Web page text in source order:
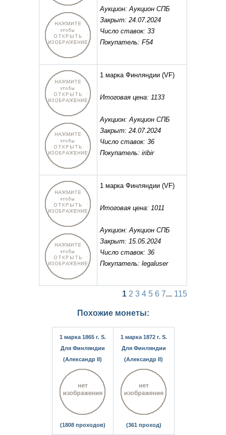
Аукцион: Аукцион СПБ
Закрыт: 24.07.2024
Число ставок: 33
Покупатель: F54
1 марка Финляндии (VF)
Итоговая цена: 1133
Аукцион: Аукцион СПБ
Закрыт: 24.07.2024
Число ставок: 36
Покупатель: iribir
1 марка Финляндии (VF)
Итоговая цена: 1011
Аукцион: Аукцион СПБ
Закрыт: 15.05.2024
Число ставок: 36
Покупатель: legaluser
1 2 3 4 5 6 7... 115
Похожие монеты:
1 марка 1865 г. S.
Для Финляндии
(Александр II)
(1808 проходов)
1 марка 1872 г. S.
Для Финляндии
(Александр II)
(361 проход)